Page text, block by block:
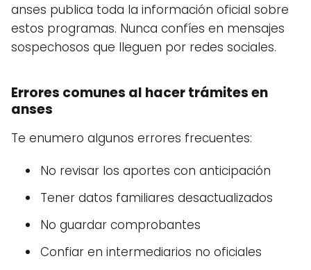
anses publica toda la información oficial sobre
estos programas. Nunca confíes en mensajes
sospechosos que lleguen por redes sociales.
Errores comunes al hacer trámites en
anses
Te enumero algunos errores frecuentes:
No revisar los aportes con anticipación
Tener datos familiares desactualizados
No guardar comprobantes
Confiar en intermediarios no oficiales